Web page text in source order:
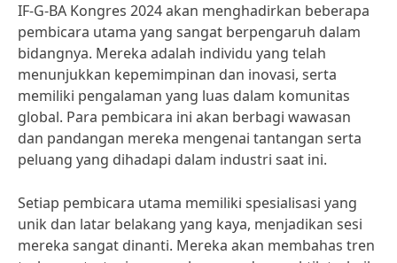
IF-G-BA Kongres 2024 akan menghadirkan beberapa
pembicara utama yang sangat berpengaruh dalam
bidangnya. Mereka adalah individu yang telah
menunjukkan kepemimpinan dan inovasi, serta
memiliki pengalaman yang luas dalam komunitas
global. Para pembicara ini akan berbagi wawasan
dan pandangan mereka mengenai tantangan serta
peluang yang dihadapi dalam industri saat ini.
Setiap pembicara utama memiliki spesialisasi yang
unik dan latar belakang yang kaya, menjadikan sesi
mereka sangat dinanti. Mereka akan membahas tren